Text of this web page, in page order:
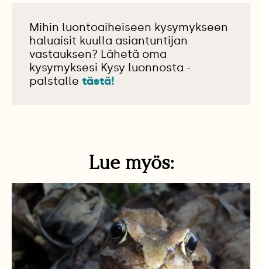
Mihin luontoaiheiseen kysymykseen
haluaisit kuulla asiantuntijan
vastauksen? Lähetä oma
kysymyksesi Kysy luonnosta -
palstalle tästä!
Lue myös: